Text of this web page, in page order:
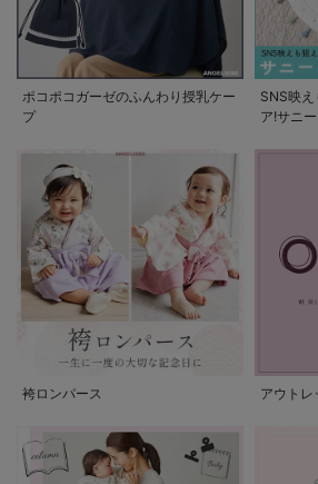
ポコポコガーゼのふんわり授乳ケー
プ
SNS映え
ア!サニ
袴ロンパース アウトレ